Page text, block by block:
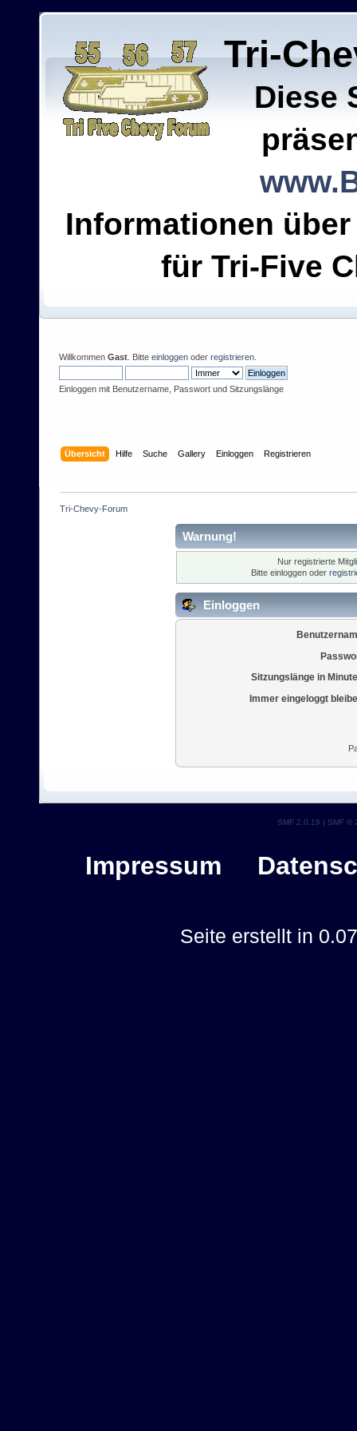
Tri-
Diese
Informationen
für Tri-Five
Willkommen Gast . Bitte einloggen oder registrieren
Einloggen mit Benutzername, Passwort und Sitzungslänge
Übersicht Hilfe Suche Gallery Einloggen Registrieren
Tri-Chevy-Forum
Warnung!
Nur registrierte
Bitte einloggen oder
Einloggen
Sitzungslänge in
Immer eingeloggt
SMF 2.0.19 | SMF ©
Impressum
Seite erstellt in